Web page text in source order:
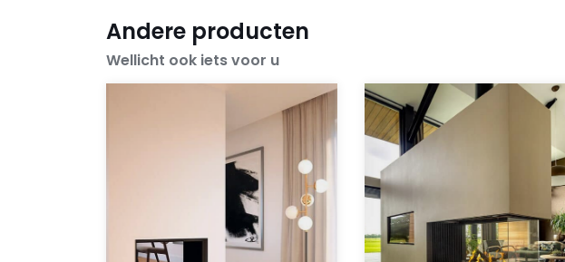
Andere producten
Wellicht ook iets voor u